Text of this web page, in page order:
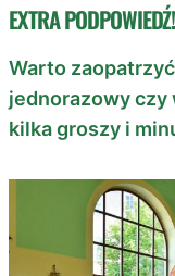
EXTRA PODPOWIEDŹ!
Warto
jednorazowy
kilka groszy i